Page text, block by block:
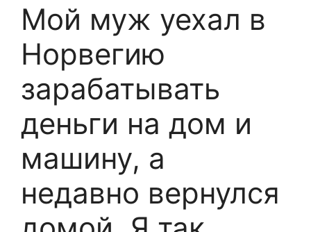
Мой муж уехал в
Норвегию
зарабатывать
деньги на дом и
машину, а
недавно вернулся